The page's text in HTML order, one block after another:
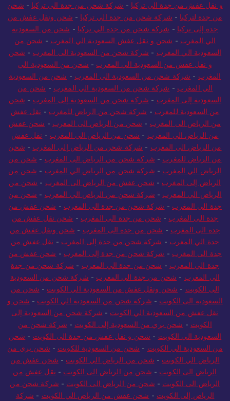
و نقل عفش من جدة الى تركيا - شركة شحن من جدة الى تركيا - شحن
من جدة لتركيا - شركة شحن من جدة الي تركيا - شحن ونقل عفش من
جدة إلى تركيا - شركة شحن من جدة الي تركيا - شحن من السعودية
الي المغرب - شحن و نقل عفش السعودية الي المغرب - شحن من
السعودية الي المغرب - شركة شحن من السعودية الى المغرب - شحن
و نقل عفش من السعودية الي المغرب - شحن من السعودية الي
المغرب - شركة شحن من السعودية الي المغرب - شحن من السعودية
الي المغرب - شركة شحن من السعودية الي المغرب - شحن من
السعودية إلى المغرب - شركة شحن من السعودية إلى المغرب - شحن
من السعودية للمغرب - شركة شحن من الرياض للمغرب - نقل عفش
من الرياض الى المغرب - شحن من الرياض الى المغرب - شحن عفش
من الرياض الي المغرب - شحن من الرياض الي المغرب - نقل عفش
من الرياض الى المغرب - شركة شحن من الرياض إلى المغرب - شحن
من الرياض للمغرب - شركة شحن من الرياض الى المغرب - شحن من
الرياض الي المغرب - شركة شحن من الرياض الي المغرب - شحن من
الرياض إلى المغرب - شحن عفش من الرياض الى المغرب - شحن من
الرياض الي المغرب - شركة شحن من الرياض الي المغرب - شحن من
جدة الى المغرب - شركة شحن من جدة الي المغرب - شحن عفش من
جدة الى المغرب - شحن من جدة الى المغرب - شحن نقل عفش من
جدة الى المغرب - شحن من جدة الى المغرب - شحن ونقل عفش من
جدة الي المغرب - شركة شحن من جدة إلى المغرب - نقل عفش من
جدة الى المغرب - شركة شحن من جدة إلى المغرب - شحن عفش من
جدة الي المغرب - شحن من جدة الي المغرب - شركة شحن من جدة
الي المغرب - شحن من جدة الي المغرب - شركة شحن من السعودية
الى الكويت - شحن ونقل عفش من السعودية الي الكويت - شحن من
السعودية الى الكويت - شركة شحن من السعودية الي الكويت - شحن و
نقل عفش من السعودية الي الكويت - شركة شحن من السعودية إلى
الكويت - شحن بري من السعودية إلى الكويت - شركة شحن من
السعودية الي الكويت - شحن و نقل عفش من جدة الى الكويت - شحن
من السعودية الي الكويت - شحن من السعودية للكويت - شحن بري من
الرياض الي الكويت - شحن من الرياض الي الكويت - شحن عفش من
الرياض الى الكويت - شحن من الرياض الى الكويت - نقل عفش من
الرياض الى الكويت - شحن من الرياض الى الكويت - شركة شحن من
الرياض إلى الكويت - شحن عفش من الرياض الي الكويت - شركة